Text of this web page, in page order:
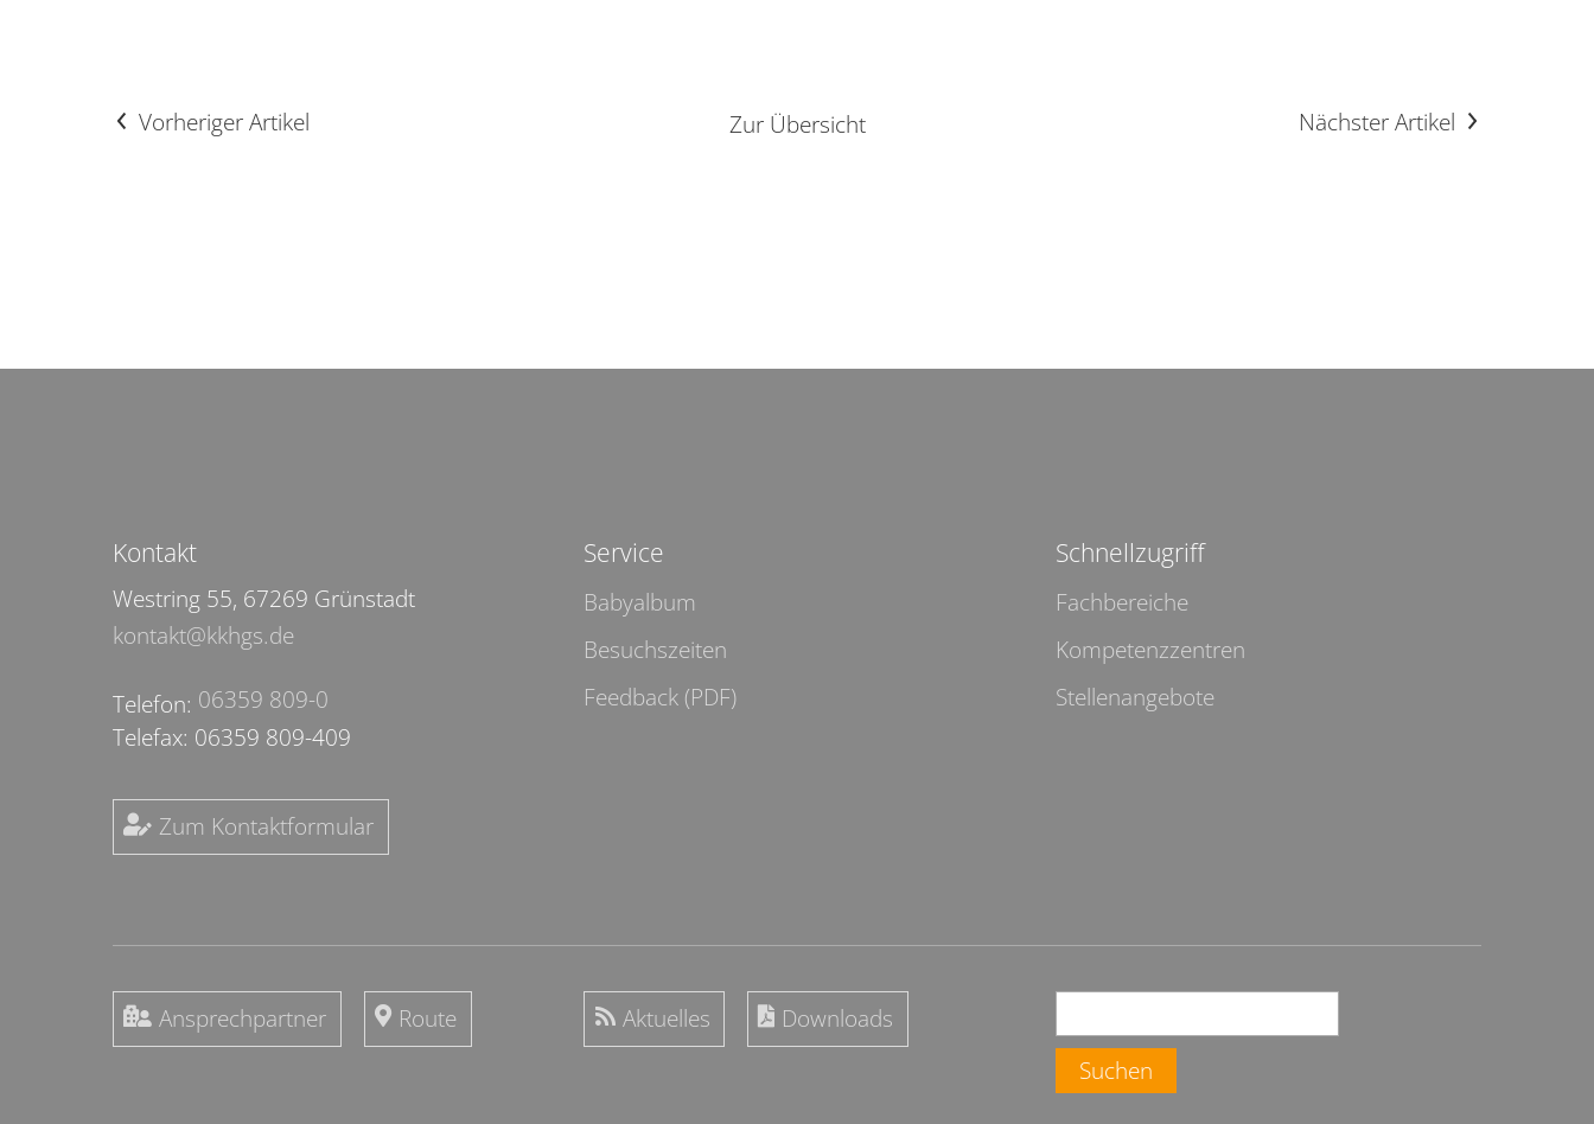
Vorheriger Artikel Zur Übersicht Nächster Artikel
Kontakt
Westring 55, 67269 Grünstadt
kontakt@kkhgs.de
Telefon: 06359 809-0
Telefax: 06359 809-409
Zum Kontaktformular
Service
Babyalbum
Besuchszeiten
Feedback (PDF)
Schnellzugriff
Fachbereiche
Kompetenzzentren
Stellenangebote
Ansprechpartner Route Aktuelles
Downloads
Suchen